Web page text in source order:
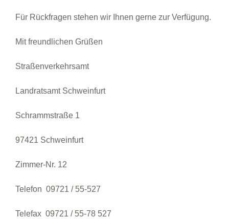
Für Rückfragen stehen wir Ihnen gerne zur Verfügung.
Mit freundlichen Grüßen
Straßenverkehrsamt
Landratsamt Schweinfurt
Schrammstraße 1
97421 Schweinfurt
Zimmer-Nr. 12
Telefon 09721 / 55-527
Telefax 09721 / 55-78 527